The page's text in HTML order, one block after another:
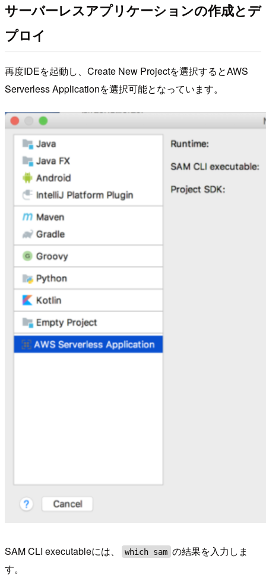
サーバーレスアプリケーションの作成とデ
プロイ
再度IDEを起動し、Create New Projectを選択するとAWS
Serverless Applicationを選択可能となっています。
SAM CLI executableには、 which sam の結果を入力しま
す。